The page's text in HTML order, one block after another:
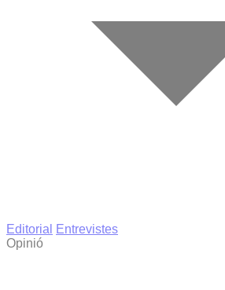
Editorial
Entrevistes
Opinió